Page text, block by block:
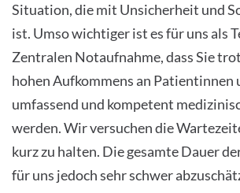
Situation, die mit Unsicherheit und
ist. Umso wichtiger ist es für uns als
Zentralen Notaufnahme, dass Sie
hohen Aufkommens an Patientinnen
umfassend und kompetent
werden. Wir versuchen die
kurz zu halten. Die gesamte Dauer
für uns jedoch sehr schwer